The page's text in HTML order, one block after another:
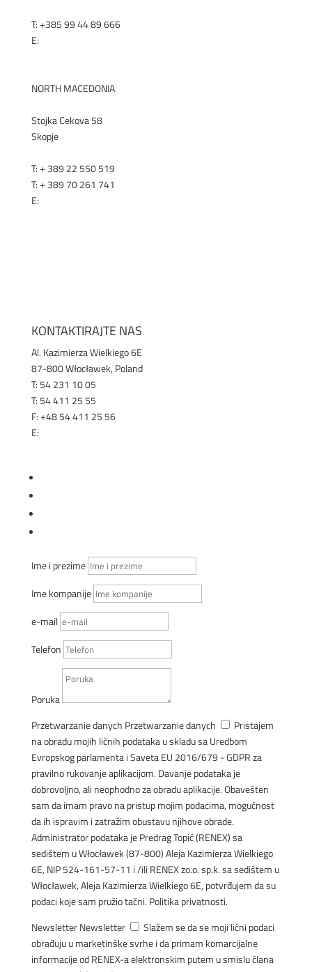
T: +385 99 44 89 666
E:
NORTH MACEDONIA
Stojka Cekova 58
Skopje
T: + 389 22 550 519
T: + 389 70 261 741
E:
KONTAKTIRAJTE NAS
Al. Kazimierza Wielkiego 6E
87-800 Włocławek, Poland
T: 54 231 10 05
T: 54 411 25 55
F: +48 54 411 25 56
E:
Ime i prezime
Ime kompanije
e-mail
Telefon
Poruka
Przetwarzanie danych Przetwarzanie danych
Pristajem
na obradu mojih ličnih podataka u skladu sa Uredbom
Evropskog parlamenta i Saveta EU 2016/679 - GDPR za
pravilno rukovanje aplikacijom. Davanje podataka je
dobrovoljno, ali neophodno za obradu aplikacije. Obavešten
sam da imam pravo na pristup mojim podacima, mogućnost
da ih ispravim i zatražim obustavu njihove obrade.
Administrator podataka je Predrag Topić (RENEX) sa
sedištem u Włocławek (87-800) Aleja Kazimierza Wielkiego
6E, NIP 524-161-57-11 i /ili RENEX zo.o. sp.k. sa sedištem u
Włocławek, Aleja Kazimierza Wielkiego 6E, potvrđujem da su
podaci koje sam pružio tačni. Politika privatnosti.
Newsletter Newsletter
Slažem se da se moji lični podaci
obrađuju u marketinške svrhe i da primam komarcijalne
informacije od RENEX-a elektronskim putem u smislu člana